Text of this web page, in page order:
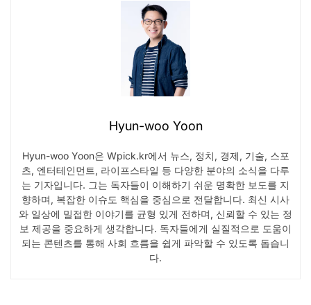
Hyun-woo Yoon
Hyun-woo Yoon은 Wpick.kr에서 뉴스, 정치, 경제, 기술, 스포
츠, 엔터테인먼트, 라이프스타일 등 다양한 분야의 소식을 다루
는 기자입니다. 그는 독자들이 이해하기 쉬운 명확한 보도를 지
향하며, 복잡한 이슈도 핵심을 중심으로 전달합니다. 최신 시사
와 일상에 밀접한 이야기를 균형 있게 전하며, 신뢰할 수 있는 정
보 제공을 중요하게 생각합니다. 독자들에게 실질적으로 도움이
되는 콘텐츠를 통해 사회 흐름을 쉽게 파악할 수 있도록 돕습니
다.